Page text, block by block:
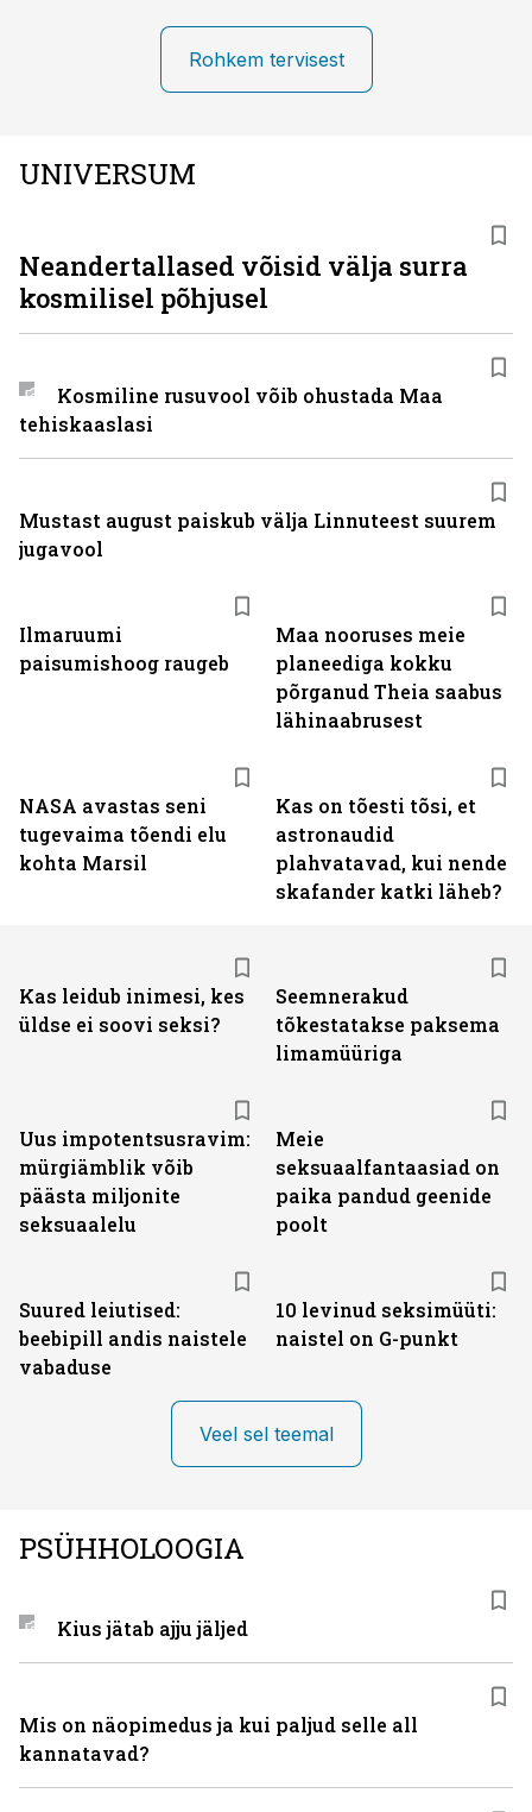
Rohkem tervisest
UNIVERSUM
Ilmaruumi
paisumishoog raugeb
Maa nooruses meie
planeediga kokku
põrganud Theia saabus
lähinaabrusest
NASA avastas seni
tugevaima tõendi elu
kohta Marsil
Kas on tõesti tõsi, et
astronaudid
plahvatavad, kui nende
skafander katki läheb?
Neandertallased võisid välja surra
kosmilisel põhjusel
Kosmiline rusuvool võib ohustada Maa
tehiskaaslasi
Mustast august paiskub välja Linnuteest suurem
jugavool
Kas leidub inimesi, kes
üldse ei soovi seksi?
Seemnerakud
tõkestatakse paksema
limamüüriga
Uus impotentsusravim:
mürgiämblik võib
päästa miljonite
seksuaalelu
Meie
seksuaalfantaasiad on
paika pandud geenide
poolt
Suured leiutised:
beebipill andis naistele
vabaduse
10 levinud seksimüüti:
naistel on G-punkt
Veel sel teemal
PSÜHHOLOOGIA
Kius jätab ajju jäljed
Mis on näopimedus ja kui paljud selle all
kannatavad?